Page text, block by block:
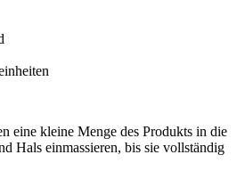
eine kleine Menge des Produkts in die
Hals einmassieren, bis sie vollständig